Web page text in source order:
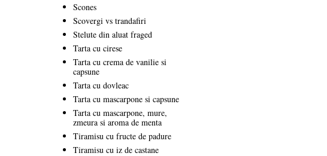
Scones
Scovergi vs trandafiri
Stelute din aluat fraged
Tarta cu cirese
Tarta cu crema de vanilie si
capsune
Tarta cu dovleac
Tarta cu mascarpone si capsune
Tarta cu mascarpone, mure,
zmeura si aroma de menta
Tiramisu cu fructe de padure
Tiramisu cu iz de castane